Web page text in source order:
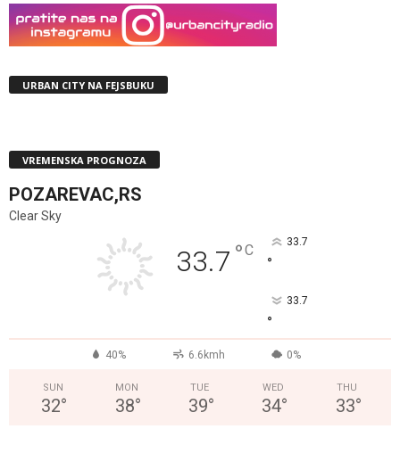
URBAN CITY NA FEJSBUKU
VREMENSKA PROGNOZA
POZAREVAC,RS
Clear Sky
33.7 °C 33.7
°
33.7
°
40% 6.6kmh 0%
SUN
32°
MON
38°
TUE
39°
WED
34°
THU
33°